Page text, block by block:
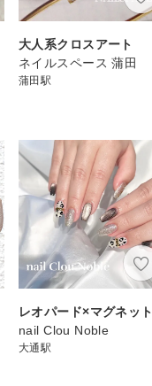
大人系クロスアート
ネイルスペース 蒲田
蒲田駅
レオパード×マグネット
nail Clou Noble
大通駅